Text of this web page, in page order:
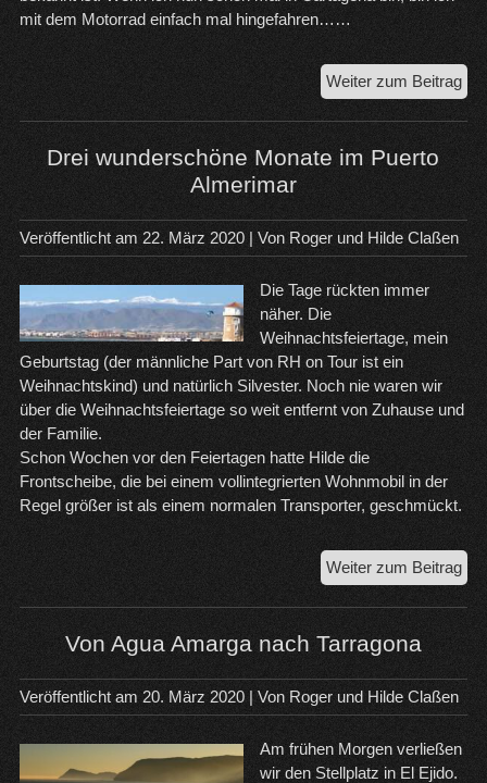
mit dem Motorrad einfach mal hingefahren……
Weiter zum Beitrag
Drei wunderschöne Monate im Puerto
Almerimar
Veröffentlicht am 22. März 2020| Von Roger und Hilde Claßen
Die Tage rückten immer
näher. Die
Weihnachtsfeiertage, mein
Geburtstag (der männliche Part von RH on Tour ist ein
Weihnachtskind) und natürlich Silvester. Noch nie waren wir
über die Weihnachtsfeiertage so weit entfernt von Zuhause und
der Familie.
Schon Wochen vor den Feiertagen hatte Hilde die
Frontscheibe, die bei einem vollintegrierten Wohnmobil in der
Regel größer ist als einem normalen Transporter, geschmückt.
Weiter zum Beitrag
im
Von Agua Amarga nach Tarragona
Veröffentlicht am 20. März 2020| Von Roger und Hilde Claßen
Am frühen Morgen verließen
wir den Stellplatz in El Ejido.